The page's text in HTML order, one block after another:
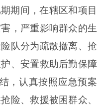
期间，在辖区和项目
，严重影响群众的生
队分为疏散撤离、抢
、安置救助后勤保障
，认真按照应急预案
险、救援被困群众、